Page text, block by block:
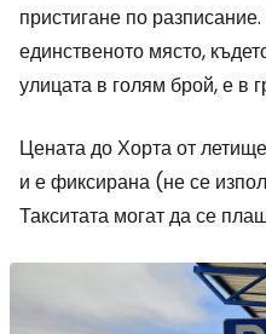
пристигане по
единственото място,
улицата в голям брой, е в
Цената до Хорта от
и е фиксирана (не се
Такситата могат да се